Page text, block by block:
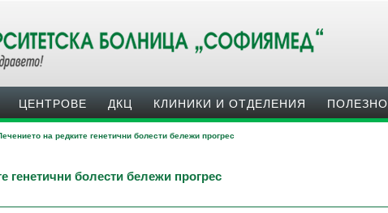
ЦЕНТРОВЕ ДКЦ КЛИНИКИ И ОТДЕЛЕНИЯ ПОЛЕЗНO
на редките генетични болести бележи прогрес
генетични болести бележи прогрес